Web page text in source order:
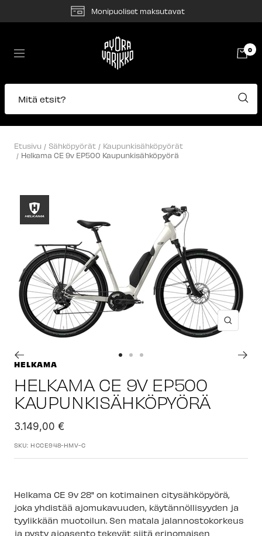
Monipuoliset maksutavat
Navigaatio
Pyörävarikko
0
Mitä etsit?
Etusivu Sähköpyörät
Kaupunkisähköpyörät
Helkama CE 9v EP500 Kaupunkisähköpyörä
1
2 3
HELKAMA
HELKAMA CE 9V EP500
KAUPUNKISÄHKÖPYÖRÄ
Alennushinta
3.149,00 €
SKU: HCCE948-HMV-C
Helkama CE 9v 28" on kotimainen citysähköpyörä,
joka yhdistää ajomukavuuden, käytännöllisyyden ja
tyylikkään muotoilun. Sen matala jalannostokorkeus
ja pysty ajoasento tekevät siitä erinomaisen